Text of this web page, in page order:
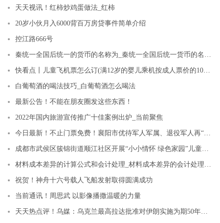
天天视讯！红柿炒鸡蛋做法_红柿
20岁小伙月入6000背百万房贷事件简单介绍
控江路666号
秦统一全国后统一的货币的名称为_秦统一全国后统一货币的名称为|环球精选
快看点丨儿童飞机票怎么订(满12岁的婴儿乘机按成人票价的10%购买婴儿票)
白葡萄酒的喝法技巧_白葡萄酒怎么喝法
最新公告！不能在朋友圈发这些东西！
2022年国内旅游宣传推广十佳案例出炉_当前聚焦
今日最新！不止门票免费！襄阳市优待军人军属、退役军人再“放大招”
成都市武侯区簇锦街道顺江社区开展“小小情怀 绿色家园”儿童节主题活动-观天下
材料成本差异的计算公式和会计处理_材料成本差异的会计处理是什么-环球速看料
祝贺！神舟十六号载人飞船发射取得圆满成功
当前通讯！周思武 以影像播撒温暖的力量
天天热点评！乌媒：乌克兰最高拉达批准对伊朗实施为期50年的制裁